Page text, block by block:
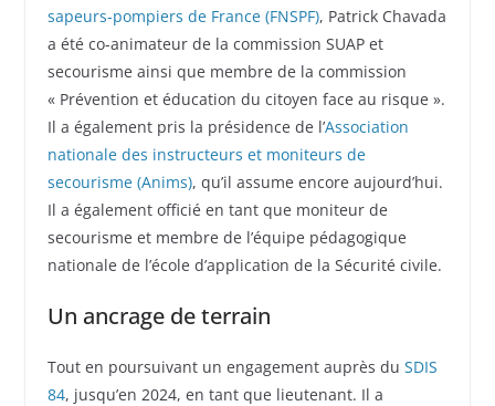
sapeurs-pompiers de France (FNSPF), Patrick Chavada
a été co-animateur de la commission SUAP et
secourisme ainsi que membre de la commission
« Prévention et éducation du citoyen face au risque ».
Il a également pris la présidence de l’Association
nationale des instructeurs et moniteurs de
secourisme (Anims), qu’il assume encore aujourd’hui.
Il a également officié en tant que moniteur de
secourisme et membre de l’équipe pédagogique
nationale de l’école d’application de la Sécurité civile.
Un ancrage de terrain
Tout en poursuivant un engagement auprès du SDIS
84, jusqu’en 2024, en tant que lieutenant. Il a